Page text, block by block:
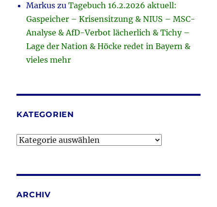
Markus zuTagebuch 16.2.2026 aktuell:
Gaspeicher – Krisensitzung & NIUS – MSC-
Analyse & AfD-Verbot lächerlich & Tichy –
Lage der Nation & Höcke redet in Bayern &
vieles mehr
KATEGORIEN
Kategorien
ARCHIV